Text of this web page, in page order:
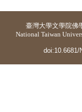
臺灣大學文學院佛
National Taiwan
doi:10.6681/